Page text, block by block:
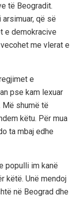
të Beogradit.
që së
e demokracive
me vlerat e
e
pse kam lexuar
Më shumë të
këtu. Për mua
ta mbaj edhe
populli im kanë
këtë. Unë mendoj
në Beograd dhe